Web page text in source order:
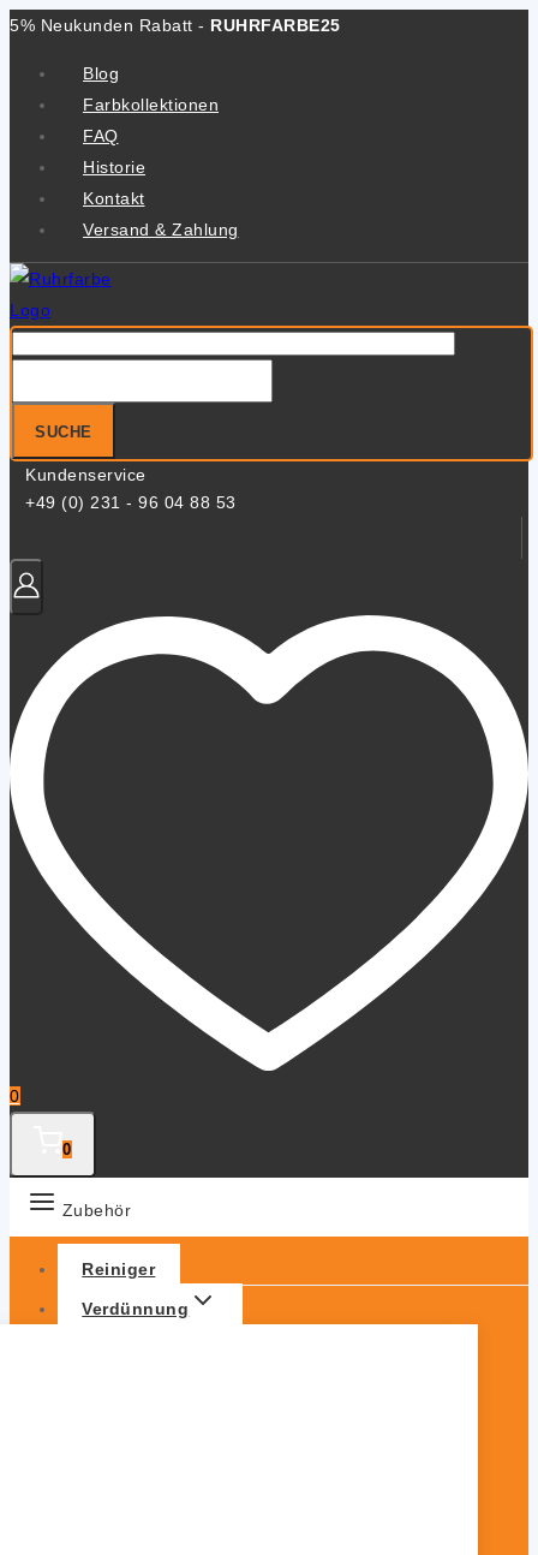
Zum
5% Neukunden Rabatt - RUHRFARBE25
Blog
Farbkollektionen
FAQ
Historie
Kontakt
Versand & Zahlung
nach:
SUCHE
Kundenservice
+49 (0) 231 - 96 04 88 53
0
0
Zubehör
Reiniger
Verdünnung